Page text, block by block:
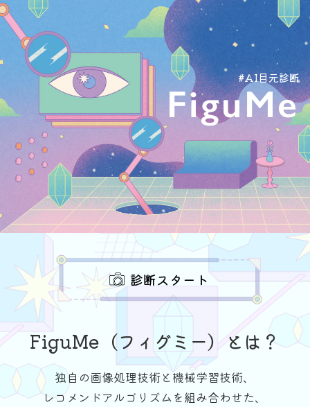
#AI目元診断
FiguMe
診断スタート
FiguMe（フィグミー）とは？
独自の画像処理技術と機械学習技術、
レコメンドアルゴリズムを組み合わせた、